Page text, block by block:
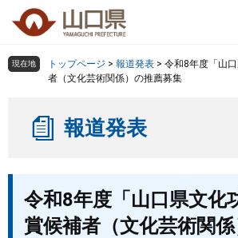
の
ー
組織で探す
くらし・環境
検索の仕方 組織で探す
現在地 トップページ > 報道発表 > 令和8年度「山
者（文化芸術関係）の推薦募集
報道発表
令和8年度「山口県文化
賞候補者（文化芸術関